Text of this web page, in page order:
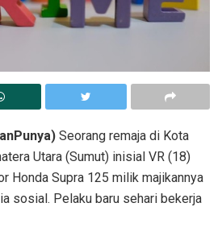
Seorang remaja di Kota
Utara (Sumut) inisial VR (18)
Honda Supra 125 milik majikannya
sosial. Pelaku baru sehari bekerja